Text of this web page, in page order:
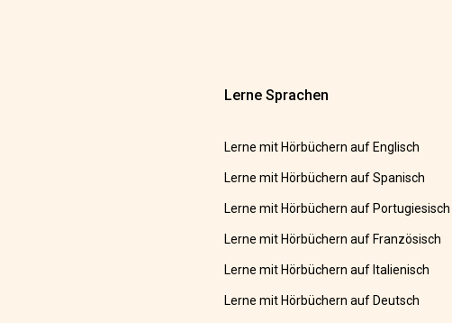
Lerne Sprachen
Lerne mit Hörbüchern auf Englisch
Lerne mit Hörbüchern auf Spanisch
Lerne mit Hörbüchern auf Portugiesisch
Lerne mit Hörbüchern auf Französisch
Lerne mit Hörbüchern auf Italienisch
Lerne mit Hörbüchern auf Deutsch